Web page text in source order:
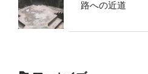
路への近道